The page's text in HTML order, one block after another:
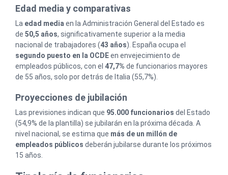
Edad media y comparativas
La edad media en la Administración General del Estado es
de 50,5 años, significativamente superior a la media
nacional de trabajadores (43 años). España ocupa el
segundo puesto en la OCDEen envejecimiento de
empleados públicos, con el 47,7% de funcionarios mayores
de 55 años, solo por detrás de Italia (55,7%).
Proyecciones de jubilación
Las previsiones indican que 95.000 funcionarios del Estado
(54,9% de la plantilla) se jubilarán en la próxima década. A
nivel nacional, se estima que más de un millón de
empleados públicos deberán jubilarse durante los próximos
15 años.